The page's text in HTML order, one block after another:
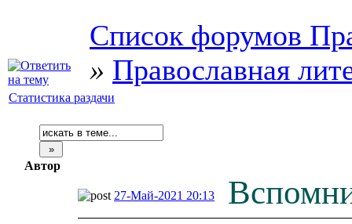
Список форумов
» Православная
Статистика раздачи
Автор
27-Май-2021 20:13